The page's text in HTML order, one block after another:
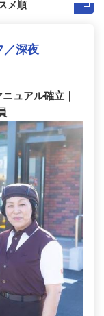
／深夜
ュアル確立｜